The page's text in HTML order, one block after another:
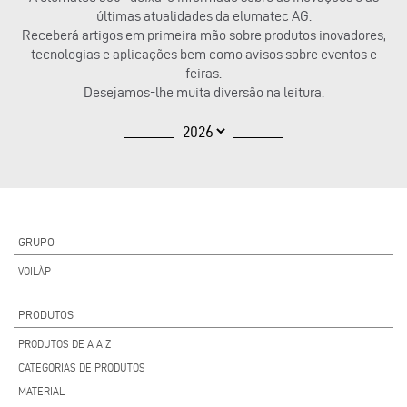
últimas atualidades da elumatec AG.
Receberá artigos em primeira mão sobre produtos inovadores,
tecnologias e aplicações bem como avisos sobre eventos e
feiras.
Desejamos-lhe muita diversão na leitura.
GRUPO
VOILÀP
PRODUTOS
PRODUTOS DE A A Z
CATEGORIAS DE PRODUTOS
MATERIAL